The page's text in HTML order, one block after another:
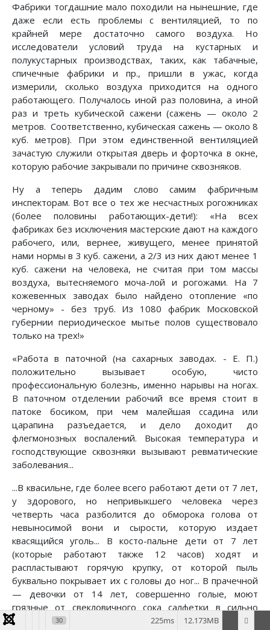
Фабрики тогдашние мало походили на нынешние, где
даже если есть проблемы с вентиляцией, то по
крайней мере достаточно самого воздуха. Но
исследователи условий труда на кустарных и
полукустарных производствах, таких, как табачные,
спичечные фабрики и пр., пришли в ужас, когда
измерили, сколько воздуха приходится на одного
работающего. Получалось иной раз половина, а иной
раз и треть кубической сажени (сажень — около 2
метров. Соответственно, кубическая сажень — около 8
куб. метров). При этом единственной вентиляцией
зачастую служили открытая дверь и форточка в окне,
которую рабочие закрывали по причине сквозняков.
Ну а теперь дадим слово самим фабричным
инспекторам. Вот все о тех же несчастных рогожниках
(более половины работающих-дети!): «На всех
фабриках без исключения мастерские дают на каждого
рабочего, или, вернее, живущего, менее принятой
нами нормы в 3 куб. сажени, а 2/3 из них дают менее 1
куб. сажени на человека, не считая при том массы
воздуха, вытесняемого моча-лой и рогожами. На 7
кожевенных заводах было найдено отопление «по
черному» - без труб. Из 1080 фабрик Московской
губернии периодическое мытье полов существовало
только на трех!»
«Работа в паточной (на сахарных заводах. - Е. П.)
положительно вызывает особую, чисто
профессиональную болезнь, именно нарывы на ногах.
В паточном отделении рабочий все время стоит в
патоке босиком, при чем малейшая ссадина или
царапина разъедается, и дело доходит до
флегмонозных воспалений. Высокая температура и
господствующие сквозняки вызывают ревматические
заболевания...
...В квасильне, где более всего работают дети от 7 лет,
у здорового, но непривыкшего человека через
четверть часа разболится до обморока голова от
невыносимой вони и сырости, которую издает
квасящийся уголь... В косто-пальне дети от 7 лет
(которые работают также 12 часов) ходят и
распластывают горячую крупку, от которой пыль
буквально покрывает их с головы до ног... В прачечной
— девочки от 14 лет, совершенно голые, моют
грязные от свекловичного сока салфетки в сильно
известковой воде, от которой лопается у них кожа на
30 12.173MB
225ms